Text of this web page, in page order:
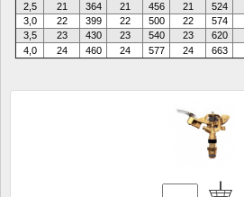
2,5
21 364 21 456 21 524
3,0
22 399 22 500 22 574
3,5
23 430 23 540 23 620
4,0
24 460 24 577 24 663